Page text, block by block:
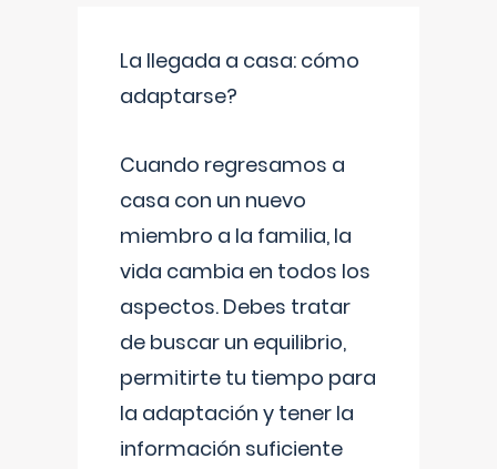
La llegada a casa: cómo
adaptarse?
Cuando regresamos a
casa con un nuevo
miembro a la familia, la
vida cambia en todos los
aspectos. Debes tratar
de buscar un equilibrio,
permitirte tu tiempo para
la adaptación y tener la
información suficiente